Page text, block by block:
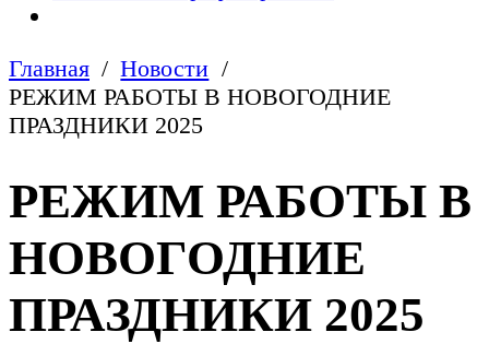
Главная
Новости
РЕЖИМ РАБОТЫ В НОВОГОДНИЕ
ПРАЗДНИКИ 2025
РЕЖИМ РАБОТЫ В
НОВОГОДНИЕ
ПРАЗДНИКИ 2025